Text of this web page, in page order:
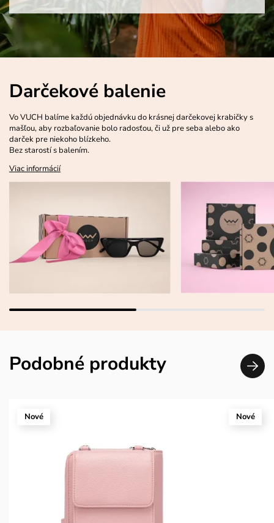
Darčekové balenie
Vo VUCH balíme každú objednávku do krásnej darčekovej krabičky s
mašľou, aby rozbaľovanie bolo radosťou, či už pre seba alebo ako
darček pre niekoho blízkeho.
Bez starostí s balením.
Viac informácií
Podobné produkty
Nové Nové